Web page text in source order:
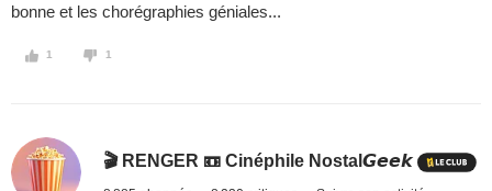
bonne et les chorégraphies géniales...
1 1
🎬 RENGER 📼 Cinéphile Nostal𝙂𝙚𝙚𝙠